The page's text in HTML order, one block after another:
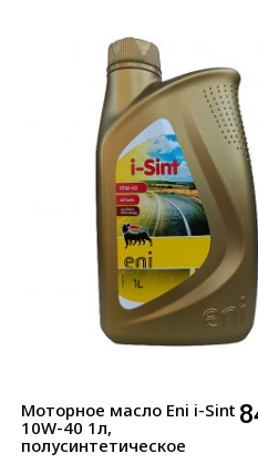
Моторное масло Eni i-Sint
10W-40 1л,
полусинтетическое